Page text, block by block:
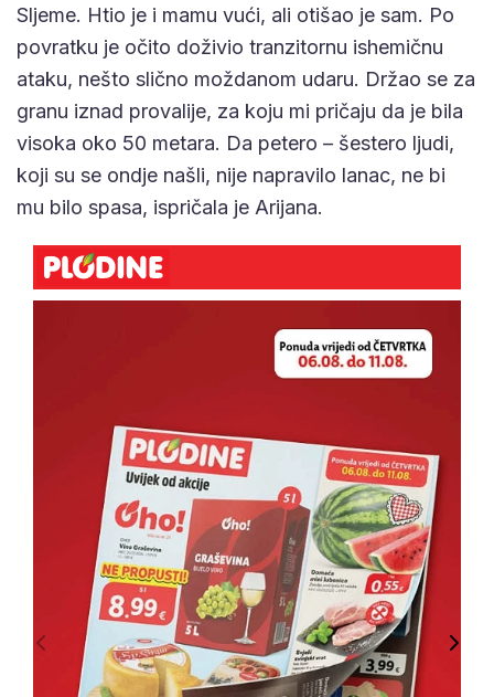
Sljeme. Htio je i mamu vući, ali otišao je sam. Po
povratku je očito doživio tranzitornu ishemičnu
ataku, nešto slično moždanom udaru. Držao se za
granu iznad provalije, za koju mi pričaju da je bila
visoka oko 50 metara. Da petero – šestero ljudi,
koji su se ondje našli, nije napravilo lanac, ne bi
mu bilo spasa, ispričala je Arijana.